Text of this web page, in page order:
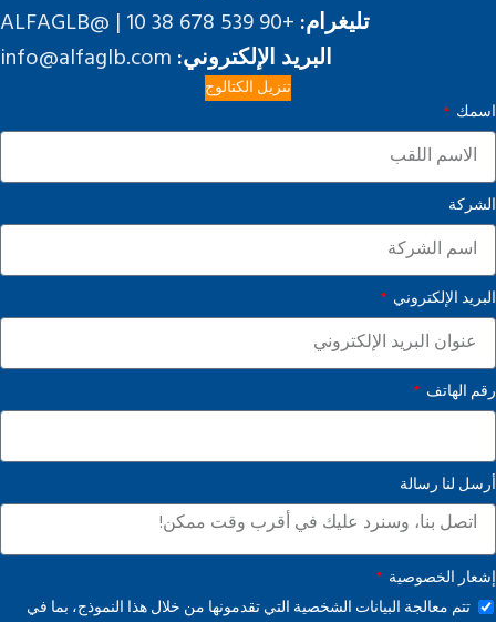
تليغرام: +90 539 678 38 10 | @ALFAGLB
البريد الإلكتروني: info@alfaglb.com
تنزيل الكتالوج
اسمك
الشركة
البريد الإلكتروني
رقم الهاتف
أرسل لنا رسالة
إشعار الخصوصية
تتم معالجة البيانات الشخصية التي تقدمونها من خلال هذا النموذج، بما في